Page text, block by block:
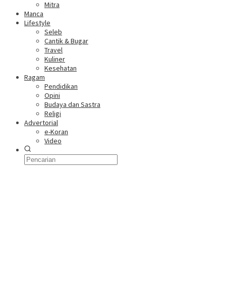
Mitra
Manca
Lifestyle
Seleb
Cantik & Bugar
Travel
Kuliner
Kesehatan
Ragam
Pendidikan
Opini
Budaya dan Sastra
Religi
Advertorial
e-Koran
Video